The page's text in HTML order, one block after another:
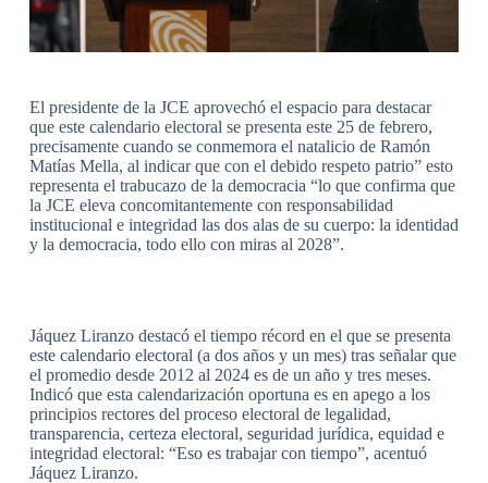
El presidente de la JCE aprovechó el espacio para destacar
que este calendario electoral se presenta este 25 de febrero,
precisamente cuando se conmemora el natalicio de Ramón
Matías Mella, al indicar que con el debido respeto patrio” esto
representa el trabucazo de la democracia “lo que confirma que
la JCE eleva concomitantemente con responsabilidad
institucional e integridad las dos alas de su cuerpo: la identidad
y la democracia, todo ello con miras al 2028”.
Jáquez Liranzo destacó el tiempo récord en el que se presenta
este calendario electoral (a dos años y un mes) tras señalar que
el promedio desde 2012 al 2024 es de un año y tres meses.
Indicó que esta calendarización oportuna es en apego a los
principios rectores del proceso electoral de legalidad,
transparencia, certeza electoral, seguridad jurídica, equidad e
integridad electoral: “Eso es trabajar con tiempo”, acentuó
Jáquez Liranzo.